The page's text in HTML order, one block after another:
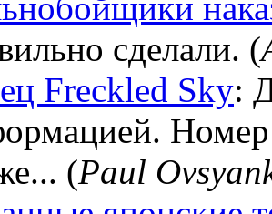
сделали. (
Freckled Sky:
(Paul